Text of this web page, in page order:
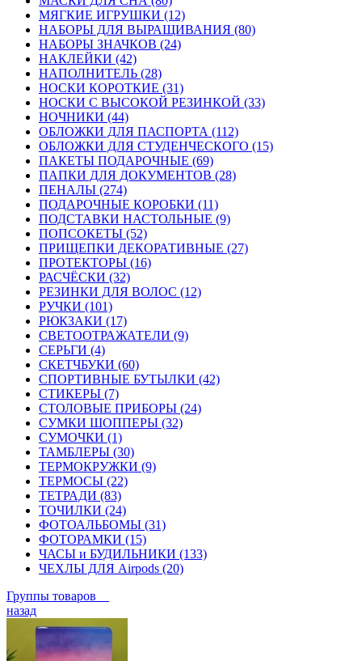
МЯГКИЕ ИГРУШКИ (12)
НАБОРЫ ДЛЯ ВЫРАЩИВАНИЯ (80)
НАБОРЫ ЗНАЧКОВ (24)
НАКЛЕЙКИ (42)
НАПОЛНИТЕЛЬ (28)
НОСКИ КОРОТКИЕ (31)
НОСКИ С ВЫСОКОЙ РЕЗИНКОЙ (33)
НОЧНИКИ (44)
ОБЛОЖКИ ДЛЯ ПАСПОРТА (112)
ОБЛОЖКИ ДЛЯ СТУДЕНЧЕСКОГО (15)
ПАКЕТЫ ПОДАРОЧНЫЕ (69)
ПАПКИ ДЛЯ ДОКУМЕНТОВ (28)
ПЕНАЛЫ (274)
ПОДАРОЧНЫЕ КОРОБКИ (11)
ПОДСТАВКИ НАСТОЛЬНЫЕ (9)
ПОПСОКЕТЫ (52)
ПРИЩЕПКИ ДЕКОРАТИВНЫЕ (27)
ПРОТЕКТОРЫ (16)
РАСЧЁСКИ (32)
РЕЗИНКИ ДЛЯ ВОЛОС (12)
РУЧКИ (101)
РЮКЗАКИ (17)
СВЕТООТРАЖАТЕЛИ (9)
СЕРЬГИ (4)
СКЕТЧБУКИ (60)
СПОРТИВНЫЕ БУТЫЛКИ (42)
СТИКЕРЫ (7)
СТОЛОВЫЕ ПРИБОРЫ (24)
СУМКИ ШОППЕРЫ (32)
СУМОЧКИ (1)
ТАМБЛЕРЫ (30)
ТЕРМОКРУЖКИ (9)
ТЕРМОСЫ (22)
ТЕТРАДИ (83)
ТОЧИЛКИ (24)
ФОТОАЛЬБОМЫ (31)
ФОТОРАМКИ (15)
ЧАСЫ и БУДИЛЬНИКИ (133)
ЧЕХЛЫ ДЛЯ Airpods (20)
Группы товаров
назад